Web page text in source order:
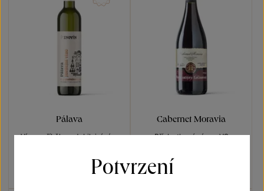
Pálava
Vína s příběhem Jubilejní vína
Cabernet Moravia
Přívlastková vína z VS
Šarže 2148
Potvrzení